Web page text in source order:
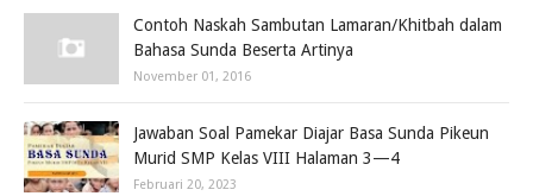
Contoh Naskah Sambutan Lamaran/Khitbah dalam
Bahasa Sunda Beserta Artinya
November 01, 2016
Jawaban Soal Pamekar Diajar Basa Sunda Pikeun
Murid SMP Kelas VIII Halaman 3—4
Februari 20, 2023